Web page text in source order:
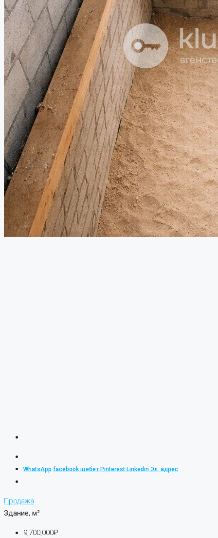
WhatsApp facebook щебет Pinterest Linkedin Эл. адрес
Продажа
Здание, м²
9,700,000₽